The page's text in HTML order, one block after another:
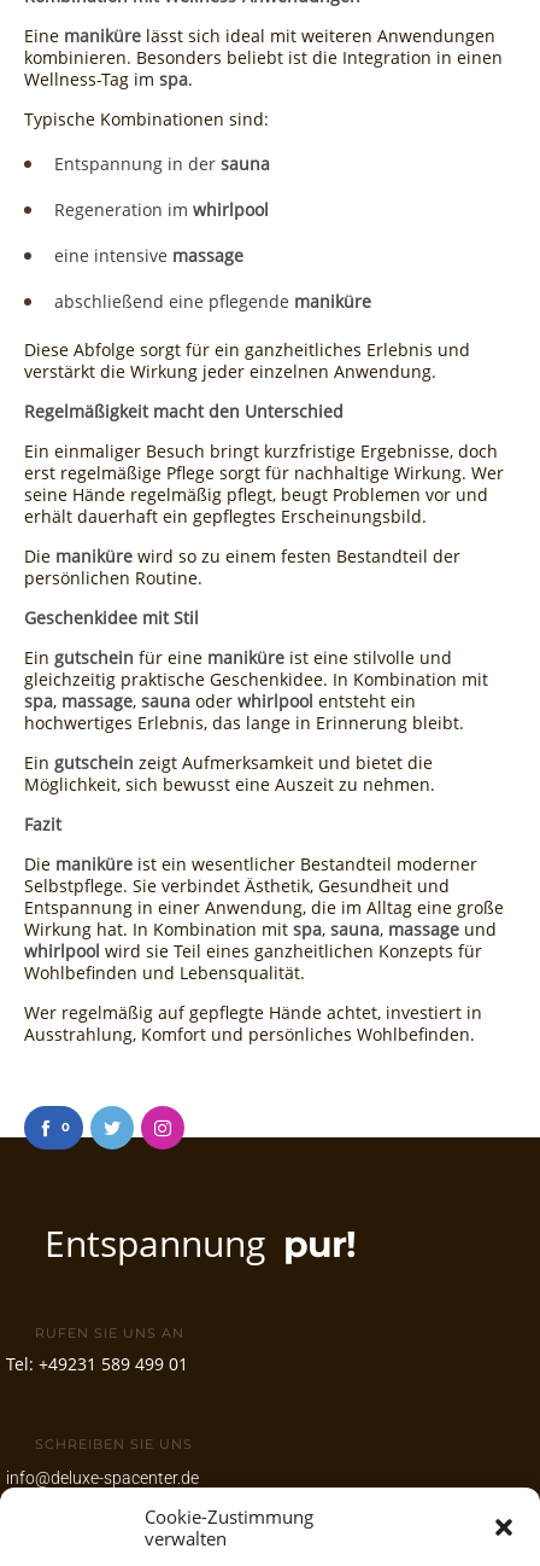
Cookie-Zustimmung
verwalten
Eine maniküre lässt sich ideal mit weiteren Anwendungen
kombinieren. Besonders beliebt ist die Integration in einen
Wellness-Tag im spa.
Typische Kombinationen sind:
Entspannung in der sauna
Regeneration im whirlpool
eine intensive massage
abschließend eine pflegende maniküre
Diese Abfolge sorgt für ein ganzheitliches Erlebnis und
verstärkt die Wirkung jeder einzelnen Anwendung.
Regelmäßigkeit macht den Unterschied
Ein einmaliger Besuch bringt kurzfristige Ergebnisse, doch
erst regelmäßige Pflege sorgt für nachhaltige Wirkung. Wer
seine Hände regelmäßig pflegt, beugt Problemen vor und
erhält dauerhaft ein gepflegtes Erscheinungsbild.
Die maniküre wird so zu einem festen Bestandteil der
persönlichen Routine.
Geschenkidee mit Stil
Ein gutschein für eine maniküre ist eine stilvolle und
gleichzeitig praktische Geschenkidee. In Kombination mit
spa, massage, sauna oder whirlpool entsteht ein
hochwertiges Erlebnis, das lange in Erinnerung bleibt.
Ein gutschein zeigt Aufmerksamkeit und bietet die
Möglichkeit, sich bewusst eine Auszeit zu nehmen.
Fazit
Die maniküre ist ein wesentlicher Bestandteil moderner
Selbstpflege. Sie verbindet Ästhetik, Gesundheit und
Entspannung in einer Anwendung, die im Alltag eine große
Wirkung hat. In Kombination mit spa, sauna, massage und
whirlpool wird sie Teil eines ganzheitlichen Konzepts für
Wohlbefinden und Lebensqualität.
Wer regelmäßig auf gepflegte Hände achtet, investiert in
Ausstrahlung, Komfort und persönliches Wohlbefinden.
0
Entspannung pur!
RUFEN SIE UNS AN
Tel: +49231 589 499 01
SCHREIBEN SIE UNS
info@deluxe-spacenter.de
www.deluxe-spacenter.de